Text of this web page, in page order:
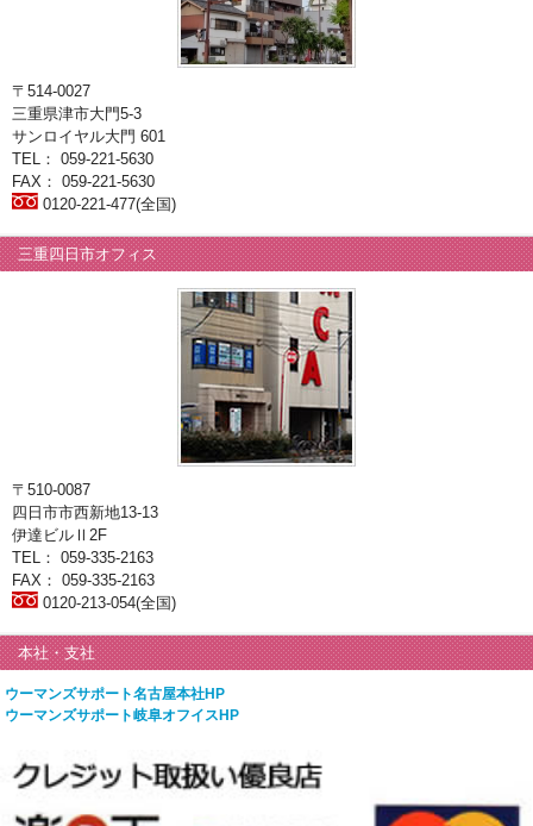
〒514-0027
三重県津市大門5-3
サンロイヤル大門 601
TEL： 059-221-5630
FAX： 059-221-5630
0120-221-477(全国)
三重四日市オフィス
〒510-0087
四日市市西新地13-13
伊達ビルⅡ2F
TEL： 059-335-2163
FAX： 059-335-2163
0120-213-054(全国)
本社・支社
ウーマンズサポート名古屋本社HP
ウーマンズサポート岐阜オフイスHP